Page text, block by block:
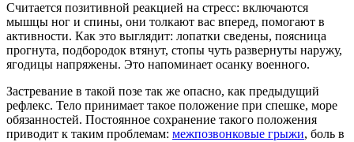
Считается позитивной реакцией на стресс: включаются
мышцы ног и спины, они толкают вас вперед, помогают в
активности. Как это выглядит: лопатки сведены, поясница
прогнута, подбородок втянут, стопы чуть развернуты наружу,
ягодицы напряжены. Это напоминает осанку военного.
Застревание в такой позе так же опасно, как предыдущий
рефлекс. Тело принимает такое положение при спешке, море
обязанностей. Постоянное сохранение такого положения
приводит к таким проблемам: межпозвонковые грыжи, боль в